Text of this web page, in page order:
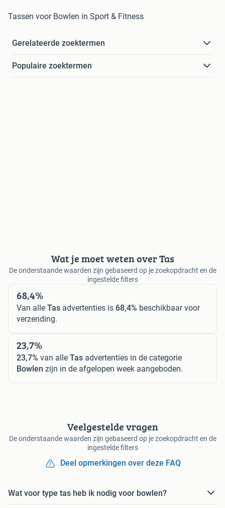
Tassen voor Bowlen in Sport & Fitness
Gerelateerde zoektermen
Populaire zoektermen
Wat je moet weten over Tas
De onderstaande waarden zijn gebaseerd op je zoekopdracht en de
ingestelde filters
68,4%
Van alle Tas advertenties is 68,4% beschikbaar voor
verzending.
23,7%
23,7% van alle Tas advertenties in de categorie
Bowlen zijn in de afgelopen week aangeboden.
Veelgestelde vragen
De onderstaande waarden zijn gebaseerd op je zoekopdracht en de
ingestelde filters
Deel opmerkingen over deze FAQ
Wat voor type tas heb ik nodig voor bowlen?